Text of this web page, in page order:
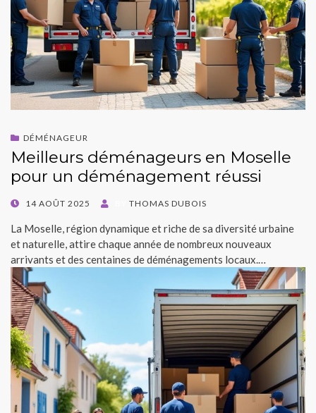
DÉMÉNAGEUR
Meilleurs déménageurs en Moselle
pour un déménagement réussi
POSTED14 AOÛT 2025 THOMAS DUBOIS
La Moselle, région dynamique et riche de sa diversité urbaine
et naturelle, attire chaque année de nombreux nouveaux
arrivants et des centaines de déménagements locaux.…